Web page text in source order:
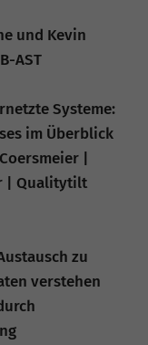
und Kevin
AST
Systeme:
im Überblick
|
| Qualitytilt
zu
verstehen